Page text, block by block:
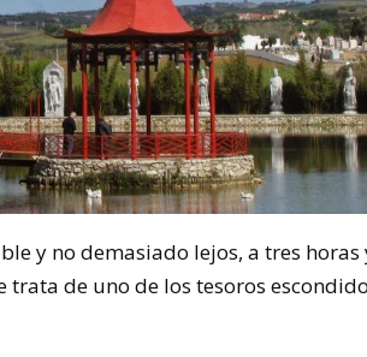
y no demasiado lejos, a tres horas
de uno de los tesoros